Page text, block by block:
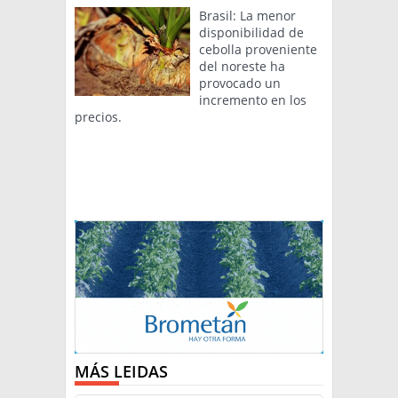
Brasil: La menor
disponibilidad de
cebolla proveniente
del noreste ha
provocado un
incremento en los
precios.
MÁS LEIDAS